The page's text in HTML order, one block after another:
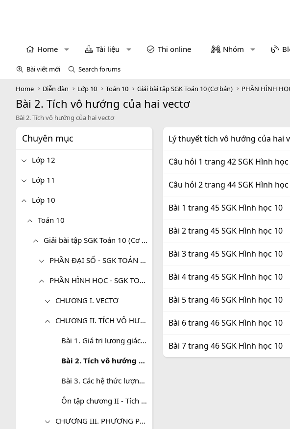
Home Tài liệu Thi online Nhóm
Bài viết mới Search forums
Home Diễn đàn Lớp 10 Toán 10 Giải bài tập SGK Toán 10 (Cơ bản) PHẦN HÌNH
Bài 2. Tích vô hướng của hai vectơ
Bài 2. Tích vô hướng của hai vectơ
Chuyên mục
Lớp 12
Lớp 11
Lớp 10
Toán 10
Giải bài tập SGK Toán 10 (Cơ bản)
PHẦN ĐẠI SỐ - SGK TOÁN 10 (CƠ BẢN)
PHẦN HÌNH HỌC - SGK TOÁN 10 (CƠ BẢN)
CHƯƠNG I. VECTƠ
CHƯƠNG II. TÍCH VÔ HƯỚNG CỦA HAI VECTƠ VÀ ỨNG DỤNG
Bài 1. Giá trị lượng giác của một góc bất kỳ từ 0 độ đến 180 độ
Bài 2. Tích vô hướng của hai vectơ
Bài 3. Các hệ thức lượng trong tam giác và giải tam giác
Ôn tập chương II - Tích vô hướng của hai vectơ và ứng dụng
CHƯƠNG III. PHƯƠNG PHÁP TỌA ĐỘ TRONG MẶT PHẲNG
Lý thuyết tích vô hướng của hai
Câu hỏi 1 trang 42 SGK Hình
Câu hỏi 2 trang 44 SGK Hình
Bài 1 trang 45 SGK Hình học 10
Bài 2 trang 45 SGK Hình học 10
Bài 3 trang 45 SGK Hình học 10
Bài 4 trang 45 SGK Hình học 10
Bài 5 trang 46 SGK Hình học 10
Bài 6 trang 46 SGK Hình học 10
Bài 7 trang 46 SGK Hình học 10